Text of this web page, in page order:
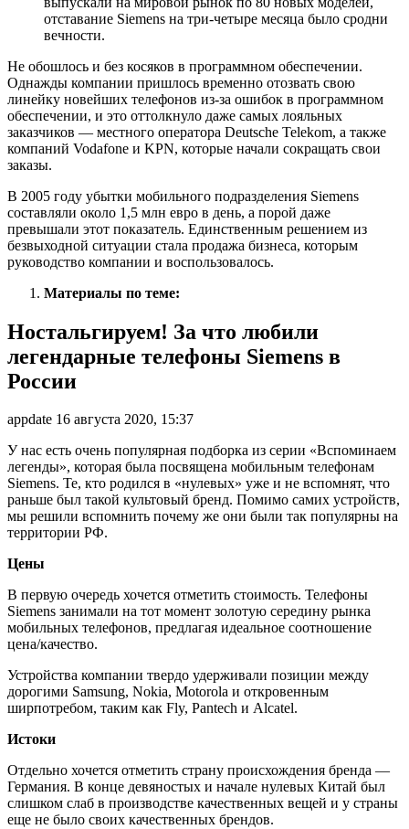
отставание Siemens на три-четыре месяца было сродни
вечности.
Не обошлось и без косяков в программном обеспечении.
Однажды компании пришлось временно отозвать свою
линейку новейших телефонов из-за ошибок в программном
обеспечении, и это оттолкнуло даже самых лояльных
заказчиков — местного оператора Deutsche Telekom, а также
компаний Vodafone и KPN, которые начали сокращать свои
заказы.
В 2005 году убытки мобильного подразделения Siemens
составляли около 1,5 млн евро в день, а порой даже
превышали этот показатель. Единственным решением из
безвыходной ситуации стала продажа бизнеса, которым
руководство компании и воспользовалось.
Материалы по теме:
Ностальгируем! За что любили
легендарные телефоны Siemens в
России
appdate 16 августа 2020, 15:37
У нас есть очень популярная подборка из серии «Вспоминаем
легенды», которая была посвящена мобильным телефонам
Siemens. Те, кто родился в «нулевых» уже и не вспомнят, что
раньше был такой культовый бренд. Помимо самих устройств,
мы решили вспомнить почему же они были так популярны на
территории РФ.
Цены
В первую очередь хочется отметить стоимость. Телефоны
Siemens занимали на тот момент золотую середину рынка
мобильных телефонов, предлагая идеальное соотношение
цена/качество.
Устройства компании твердо удерживали позиции между
дорогими Samsung, Nokia, Motorola и откровенным
ширпотребом, таким как Fly, Pantech и Alcatel.
Истоки
Отдельно хочется отметить страну происхождения бренда —
Германия. В конце девяностых и начале нулевых Китай был
слишком слаб в производстве качественных вещей и у страны
еще не было своих качественных брендов.